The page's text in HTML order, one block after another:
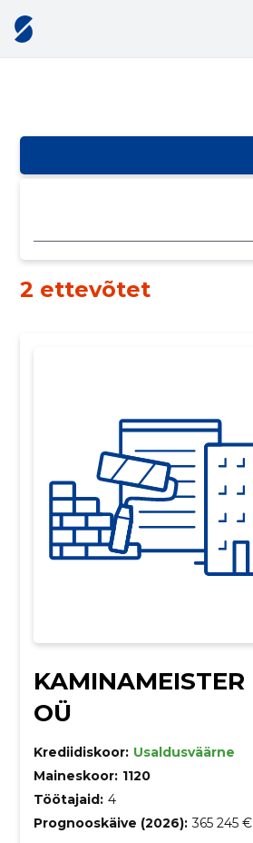
2 ettevõtet
KAMINAMEISTER
OÜ
Krediidiskoor: Usaldusväärne
Maineskoor: 1120
Töötajaid: 4
Prognooskäive (2026): 365 245 €